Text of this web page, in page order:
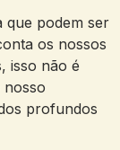
que ‍podem ser
os​ nossos⁢
‍isso não é
nosso
profundos